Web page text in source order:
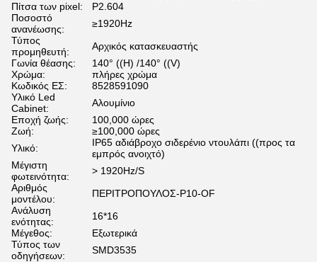
Πίτσα των pixel:
P2.604
Ποσοστό
ανανέωσης:
≥1920Hz
Τύπος
προμηθευτή:
Αρχικός κατασκευαστής
Γωνία θέασης:
140° ((H) /140° ((V)
Χρώμα:
πλήρες χρώμα
Κωδικός ΕΣ:
8528591090
Υλικό Led
Cabinet:
Αλουμίνιο
Εποχή ζωής:
100,000 ώρες
Ζωή:
≥100,000 ώρες
Υλικό:
IP65 αδιάβροχο σιδερένιο ντουλάπι ((προς τα
εμπρός ανοιχτό)
Μέγιστη
φωτεινότητα:
> 1920Hz/S
Αριθμός
μοντέλου:
ΠΕΡΙΤΡΟΠΟΥΛΟΣ-P10-OF
Ανάλυση
ενότητας:
16*16
Μέγεθος:
Εξωτερικά
Τύπος των
οδηγήσεων:
SMD3535